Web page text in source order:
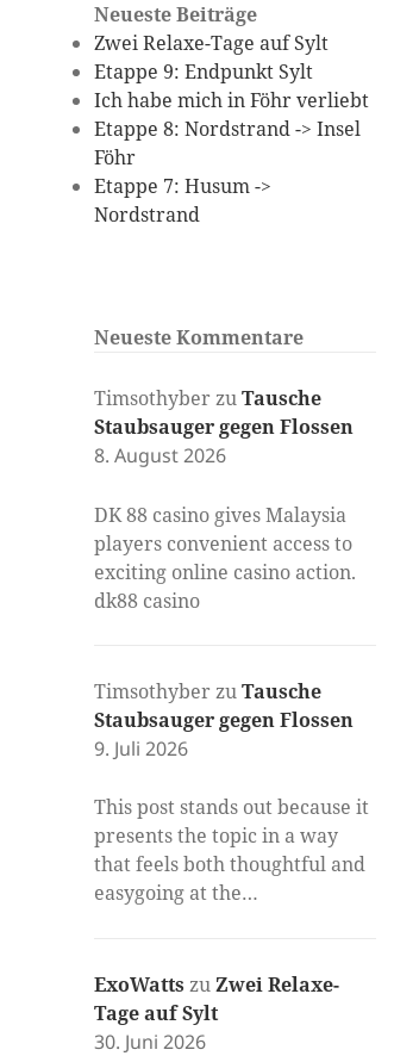
Neueste Beiträge
Zwei Relaxe-Tage auf Sylt
Etappe 9: Endpunkt Sylt
Ich habe mich in Föhr verliebt
Etappe 8: Nordstrand -> Insel
Föhr
Etappe 7: Husum ->
Nordstrand
Neueste Kommentare
Timsothyber zuTausche
Staubsauger gegen Flossen
8. August 2026
DK 88 casino gives Malaysia
players convenient access to
exciting online casino action.
dk88 casino
Timsothyber zuTausche
Staubsauger gegen Flossen
9. Juli 2026
This post stands out because it
presents the topic in a way
that feels both thoughtful and
easygoing at the…
ExoWatts zuZwei Relaxe-
Tage auf Sylt
30. Juni 2026